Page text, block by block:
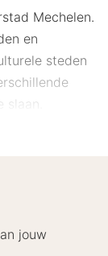
Mechelen.
en
steden
een
kunt
van
jouw